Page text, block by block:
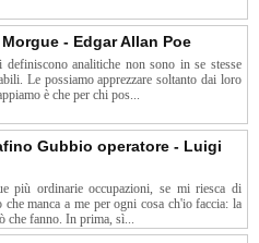
- Edgar Allan Poe
definiscono analitiche non sono in se stesse
Le possiamo apprezzare soltanto dai loro
è che per chi pos...
Gubbio operatore - Luigi
più ordinarie occupazioni, se mi riesca di
manca a me per ogni cosa ch'io faccia: la
che fanno. In prima, sì...